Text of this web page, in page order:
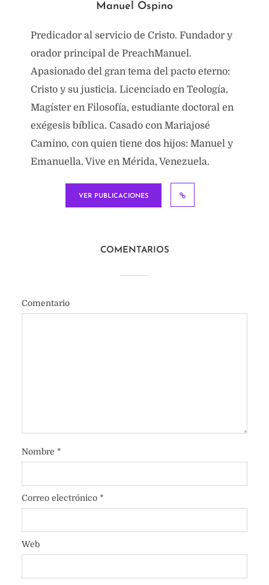
Manuel Ospino
Predicador al servicio de Cristo. Fundador y
orador principal de PreachManuel.
Apasionado del gran tema del pacto eterno:
Cristo y su justicia. Licenciado en Teología,
Magíster en Filosofía, estudiante doctoral en
exégesis bíblica. Casado con Mariajosé
Camino, con quien tiene dos hijos: Manuel y
Emanuella. Vive en Mérida, Venezuela.
VER PUBLICACIONES
COMENTARIOS
Comentario
Nombre *
Correo electrónico *
Web